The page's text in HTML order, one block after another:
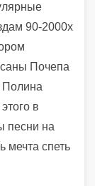
90-2000х
Почепа
Полина
в
песни на
мечта спеть